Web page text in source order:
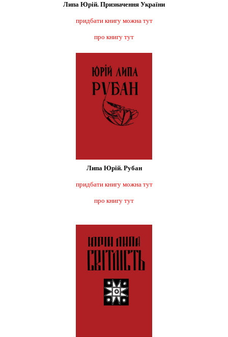
Липа Юрій. Призначення України
придбати книгу можна тут
про книгу тут
Липа Юрій. Рубан
придбати книгу можна тут
про книгу тут